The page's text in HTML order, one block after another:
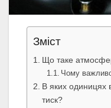
Зміст
Що таке
Чому
В яких одиницях
тиск?